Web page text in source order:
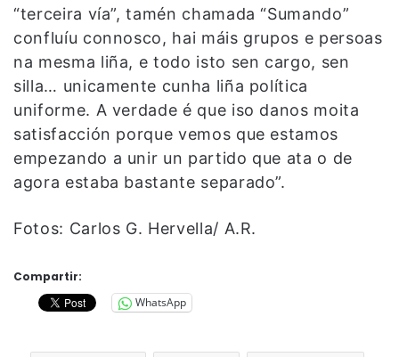
“terceira vía”, tamén chamada “Sumando”
confluíu connosco, hai máis grupos e persoas
na mesma liña, e todo isto sen cargo, sen
silla… unicamente cunha liña política
uniforme. A verdade é que iso danos moita
satisfacción porque vemos que estamos
empezando a unir un partido que ata o de
agora estaba bastante separado”.
Fotos: Carlos G. Hervella/ A.R.
Compartir:
WhatsApp